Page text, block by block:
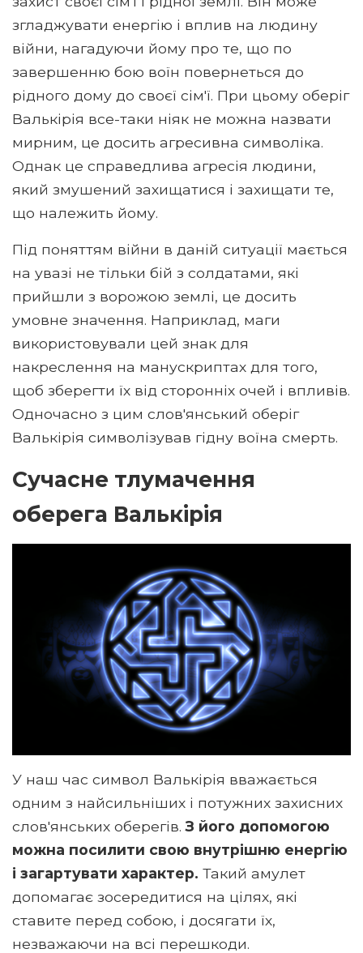
згладжувати енергію і вплив на людину
війни, нагадуючи йому про те, що по
завершенню бою воїн повернеться до
рідного дому до своєї сім'ї. При цьому оберіг
Валькірія все-таки ніяк не можна назвати
мирним, це досить агресивна символіка.
Однак це справедлива агресія людини,
який змушений захищатися і захищати те,
що належить йому.
Під поняттям війни в даній ситуації мається
на увазі не тільки бій з солдатами, які
прийшли з ворожою землі, це досить
умовне значення. Наприклад, маги
використовували цей знак для
накреслення на манускриптах для того,
щоб зберегти їх від сторонніх очей і впливів.
Одночасно з цим слов'янський оберіг
Валькірія символізував гідну воїна смерть.
Сучасне тлумачення
оберега Валькірія
У наш час символ Валькірія вважається
одним з найсильніших і потужних захисних
слов'янських оберегів.З його допомогою
можна посилити свою внутрішню енергію
і загартувати характер. Такий амулет
допомагає зосередитися на цілях, які
ставите перед собою, і досягати їх,
незважаючи на всі перешкоди.